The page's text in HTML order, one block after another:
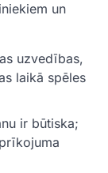
un
uzvedības,
laikā spēles
ir būtiska;